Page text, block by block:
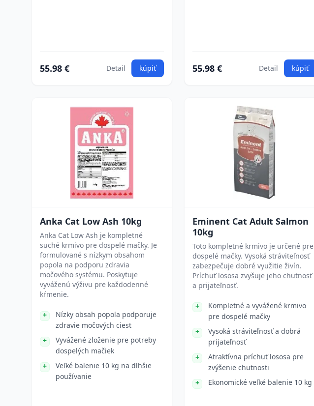
55.98 € Detail kúpiť 55.98 € Detail kúpiť
Anka Cat Low Ash 10kg
Anka Cat Low Ash je kompletné
suché krmivo pre dospelé mačky. Je
formulované s nízkym obsahom
popola na podporu zdravia
močového systému. Poskytuje
vyváženú výživu pre každodenné
kŕmenie.
Nízky obsah popola podporuje
zdravie močových ciest
Vyvážené zloženie pre potreby
dospelých mačiek
Veľké balenie 10 kg na dlhšie
používanie
Eminent Cat Adult Salmon
10kg
Toto kompletné krmivo je určené pre
dospelé mačky. Vysoká stráviteľnosť
zabezpečuje dobré využitie živín.
Príchuť lososa zvyšuje jeho chutnosť
a prijateľnosť.
Kompletné a vyvážené krmivo
pre dospelé mačky
Vysoká stráviteľnosť a dobrá
prijateľnosť
Atraktívna príchuť lososa pre
zvýšenie chutnosti
Ekonomické veľké balenie 10 kg